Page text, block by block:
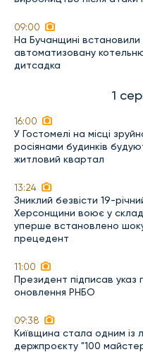
09:00
На Бучанщині встановили
автоматизовану
дитсадка
1
16:00
У Гостомелі на місці
росіянами будинків
житловий квартал
13:24
Зниклий безвісти 19-
Херсонщини воює у
уперше встановлено
прецедент
11:00
Президент підписав указ
оновлення РНБО
09:38
Київщина стала одним із
держпроєкту "100